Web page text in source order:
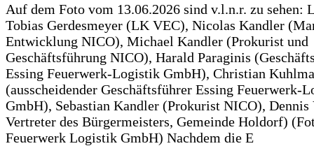
Auf dem Foto vom 13.06.2026 sind v.l.n.r. zu sehen:
Tobias Gerdesmeyer (LK VEC), Nicolas Kandler
Entwicklung NICO), Michael Kandler (Prokurist und
Geschäftsführung NICO), Harald Paraginis
Essing Feuerwerk-Logistik GmbH), Christian
(ausscheidender Geschäftsführer Essing Feuerwerk-
GmbH), Sebastian Kandler (Prokurist NICO),
Vertreter des Bürgermeisters, Gemeinde Holdorf)
Feuerwerk Logistik GmbH) Nachdem die E